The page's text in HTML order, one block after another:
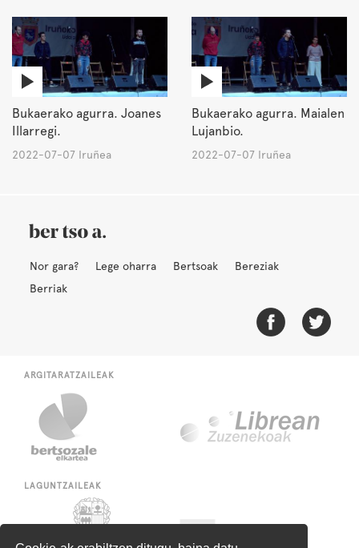
Bukaerako agurra. Joanes
Illarregi.
2022-07-07 Iruñea
Bukaerako agurra. Maialen
Lujanbio.
2022-07-07 Iruñea
Nor gara? Lege oharra Bertsoak
Bereziak
Berriak
ARGITARATZAILEAK
LAGUNTZAILEAK